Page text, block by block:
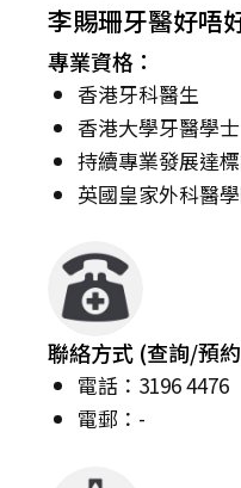
李賜珊牙醫好唔
專業資格：
香港牙科醫生
香港大學牙醫學士
持續專業發展達
英國皇家外科醫
聯絡方式 (查詢/預約
電話：3196 4476
電郵：-